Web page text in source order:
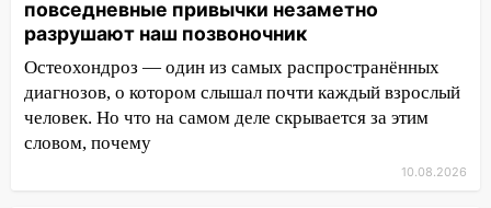
движение трамваев в Ульяновске
09:15 Ураган, изнасилование ребенка,
автоподставы и атака беспилотников:
важные итоги прошедшей недели в
Ульяновской области
повседневные привычки незаметно
разрушают наш позвоночник
Остеохондроз — один из самых распространённых
диагнозов, о котором слышал почти каждый взрослый
человек. Но что на самом деле скрывается за этим
словом, почему
10.08.2026